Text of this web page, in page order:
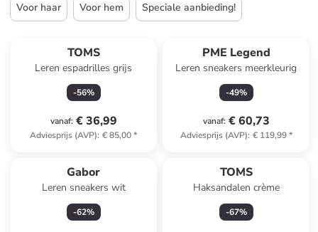
Voor haar Voor hem Speciale aanbieding!
TOMS
Leren espadrilles grijs
-56%
vanaf: € 36,99
Adviesprijs (AVP): € 85,00*
PME Legend
Leren sneakers meerkleurig
-49%
vanaf: € 60,73
Adviesprijs (AVP): € 119,99*
Gabor
Leren sneakers wit
-62%
TOMS
Haksandalen crème
-67%